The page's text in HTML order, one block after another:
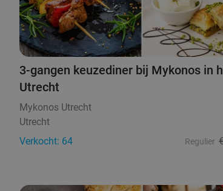
3-gangen keuzediner bij Mykonos in
Utrecht
Mykonos Utrecht
Utrecht
Verkocht: 64
Regulier